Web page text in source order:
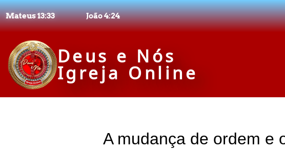
Mateus 13:33 João 4:24
Deus e Nós
Igreja Online
A mudança de ordem e